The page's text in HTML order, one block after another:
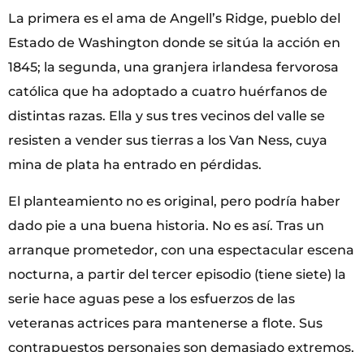
La primera es el ama de Angell’s Ridge, pueblo del
Estado de Washington donde se sitúa la acción en
1845; la segunda, una granjera irlandesa fervorosa
católica que ha adoptado a cuatro huérfanos de
distintas razas. Ella y sus tres vecinos del valle se
resisten a vender sus tierras a los Van Ness, cuya
mina de plata ha entrado en pérdidas.
El planteamiento no es original, pero podría haber
dado pie a una buena historia. No es así. Tras un
arranque prometedor, con una espectacular escena
nocturna, a partir del tercer episodio (tiene siete) la
serie hace aguas pese a los esfuerzos de las
veteranas actrices para mantenerse a flote. Sus
contrapuestos personajes son demasiado extremos,